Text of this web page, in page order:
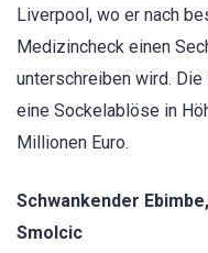
Liverpool, wo er nach
Medizincheck einen
unterschreiben wird.
eine Sockelablöse in
Millionen Euro.
Schwankender
Smolcic